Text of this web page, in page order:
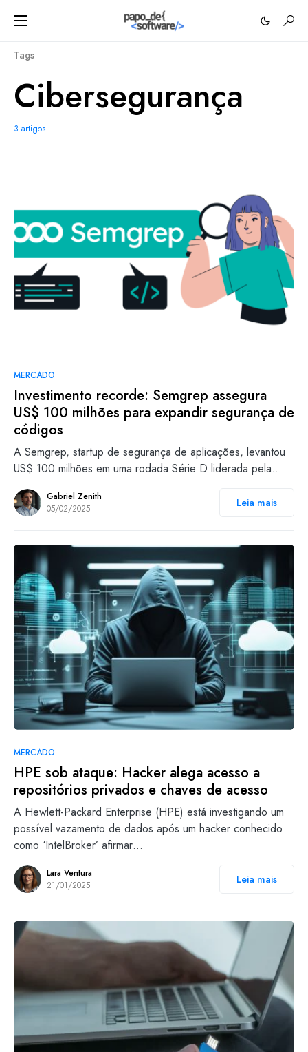
Tags
Cibersegurança
3 artigos
MERCADO
Investimento recorde: Semgrep assegura
US$ 100 milhões para expandir segurança de
códigos
A Semgrep, startup de segurança de aplicações, levantou
US$ 100 milhões em uma rodada Série D liderada pela…
Gabriel Zenith
05/02/2025
Leia mais
MERCADO
HPE sob ataque: Hacker alega acesso a
repositórios privados e chaves de acesso
A Hewlett-Packard Enterprise (HPE) está investigando um
possível vazamento de dados após um hacker conhecido
como ‘IntelBroker’ afirmar…
Lara Ventura
21/01/2025
Leia mais